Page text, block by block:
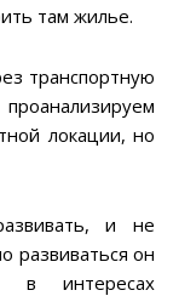
там жилье.
транспортную
локации, но
и не
развиваться он
в интересах